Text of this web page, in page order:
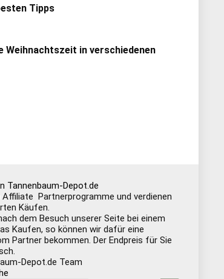
Tipps
Weihnachtszeit in verschiedenen
Tannenbaum-Depot.de
Partnerprogramme und verdienen
Käufen.
dem Besuch unserer Seite bei einem
Kaufen, so können wir dafür eine
Partner bekommen. Der Endpreis für Sie
Depot.de Team